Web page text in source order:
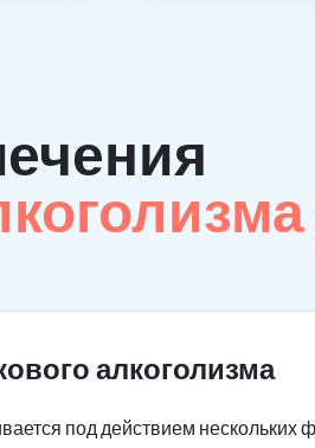
алкоголизма
под действием нескольких